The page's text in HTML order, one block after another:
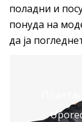
поладни и
понуда на
да ја